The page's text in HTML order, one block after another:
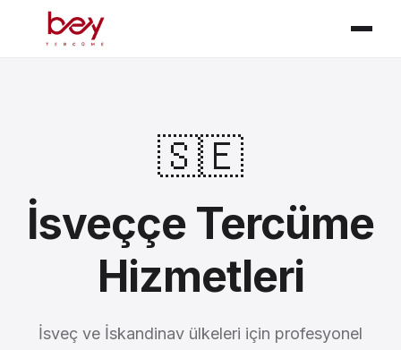
🇸🇪
İsveççe Tercüme
Hizmetleri
İsveç ve İskandinav ülkeleri için profesyonel